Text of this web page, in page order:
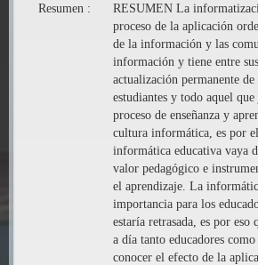
Resumen :
RESUMEN La
proceso de la aplicación
de la información y las
información y tiene entre
actualización permanente
estudiantes y todo aquel
proceso de enseñanza y
cultura informática, es por
informática educativa vaya
valor pedagógico e
el aprendizaje. La
importancia para los
estaría retrasada, es por eso
a día tanto educadores
conocer el efecto de la